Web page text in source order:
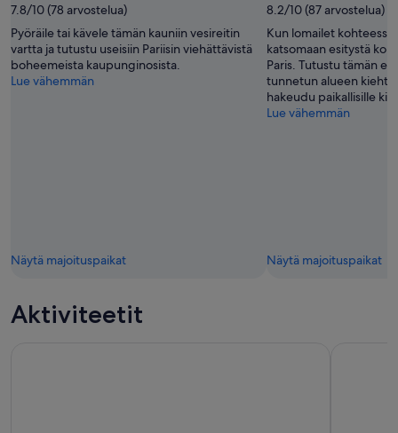
7.8/10 (78 arvostelua)
Pyöräile tai kävele tämän kauniin vesireitin
vartta ja tutustu useisiin Pariisin viehättävistä
boheemeista kaupunginosista.
Lue vähemmän
Näytä majoituspaikat
8.2/10 (87 arvostelua)
Kun lomailet kohteessa
katsomaan esitystä
Paris. Tutustu tämän
tunnetun alueen
hakeudu paikallisille
Lue vähemmän
Näytä majoituspaikat
Aktiviteetit